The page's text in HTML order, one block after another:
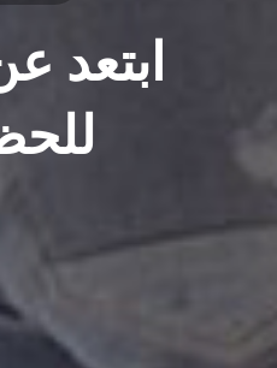
ابتعد